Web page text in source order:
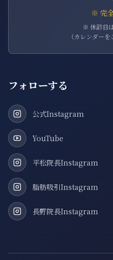
※ 完
※ 休診日
（カレンダーを
フォローする
公式Instagram
YouTube
平松院長Instagram
脂肪吸引Instagram
長野院長Instagram